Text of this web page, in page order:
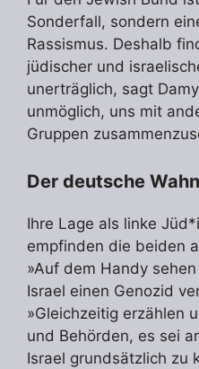
Sonderfall, sondern
Rassismus. Deshalb
jüdischer und
unerträglich, sagt
unmöglich, uns mit
Gruppen
Der deutsche
Ihre Lage als linke
empfinden die beiden
»Auf dem Handy
Israel einen Genozid
»Gleichzeitig erzählen
und Behörden, es sei
Israel grundsätzlich zu